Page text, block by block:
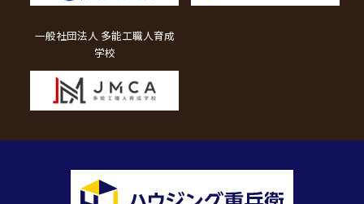
一般社団法人 多能工職人育成
学校